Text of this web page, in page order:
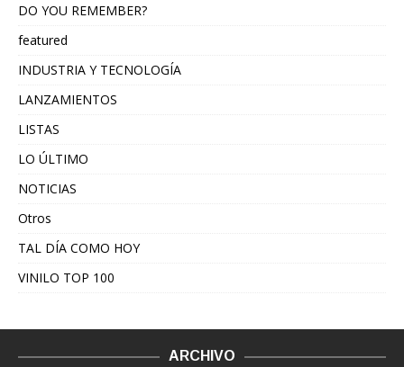
DO YOU REMEMBER?
featured
INDUSTRIA Y TECNOLOGÍA
LANZAMIENTOS
LISTAS
LO ÚLTIMO
NOTICIAS
Otros
TAL DÍA COMO HOY
VINILO TOP 100
ARCHIVO